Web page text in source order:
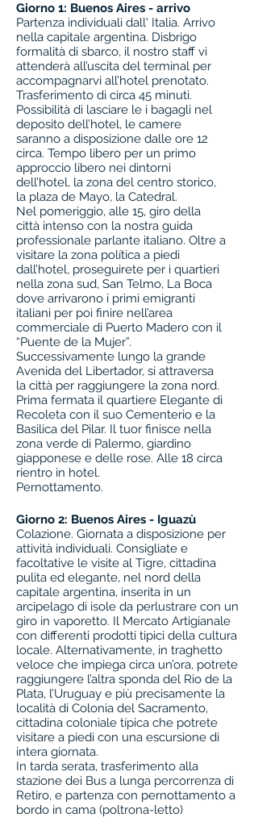
Giorno 1: Buenos Aires - arrivo
Partenza individuali dall' Italia. Arrivo
nella capitale argentina. Disbrigo
formalità di sbarco, il nostro staff vi
attenderà all’uscita del terminal per
accompagnarvi all’hotel prenotato.
Trasferimento di circa 45 minuti.
Possibilità di lasciare le i bagagli nel
deposito dell’hotel, le camere
saranno a disposizione dalle ore 12
circa. Tempo libero per un primo
approccio libero nei dintorni
dell’hotel, la zona del centro storico,
la plaza de Mayo, la Catedral.
Nel pomeriggio, alle 15, giro della
città intenso con la nostra guida
professionale parlante italiano. Oltre a
visitare la zona política a piedi
dall’hotel, proseguirete per i quartieri
nella zona sud, San Telmo, La Boca
dove arrivarono i primi emigranti
italiani per poi finire nell’area
commerciale di Puerto Madero con il
“Puente de la Mujer”.
Successivamente lungo la grande
Avenida del Libertador, si attraversa
la città per raggiungere la zona nord.
Prima fermata il quartiere Elegante di
Recoleta con il suo Cementerio e la
Basilica del Pilar. Il tuor finisce nella
zona verde di Palermo, giardino
giapponese e delle rose. Alle 18 circa
rientro in hotel.
Pernottamento.
Giorno 2: Buenos Aires - Iguazù
Colazione. Giornata a disposizione per
attività individuali. Consigliate e
facoltative le visite al Tigre, cittadina
pulita ed elegante, nel nord della
capitale argentina, inserita in un
arcipelago di isole da perlustrare con un
giro in vaporetto. Il Mercato Artigianale
con differenti prodotti tipici della cultura
locale. Alternativamente, in traghetto
veloce che impiega circa un’ora, potrete
raggiungere l’altra sponda del Rio de la
Plata, l’Uruguay e più precisamente la
località di Colonia del Sacramento,
cittadina coloniale típica che potrete
visitare a piedi con una escursione di
intera giornata.
In tarda serata, trasferimento alla
stazione dei Bus a lunga percorrenza di
Retiro, e partenza con pernottamento a
bordo in cama (poltrona-letto)